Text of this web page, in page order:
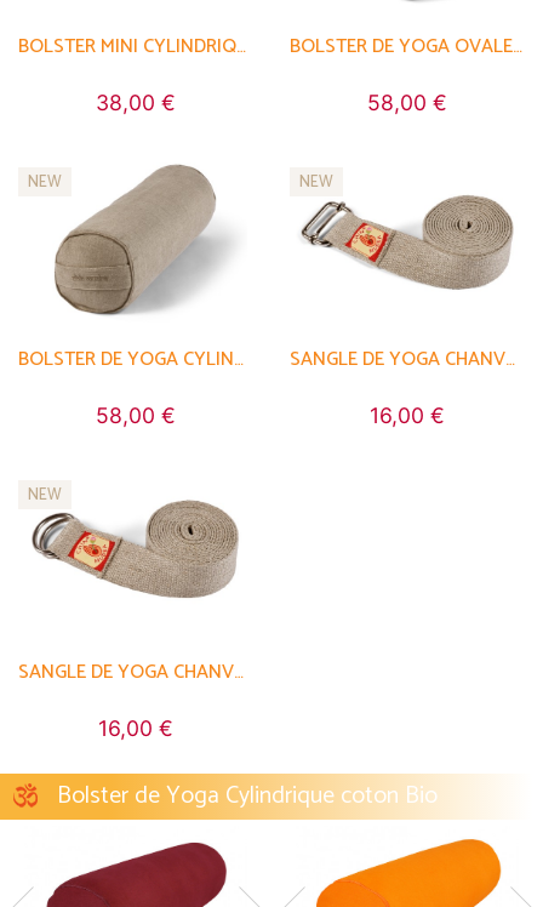
BOLSTER MINI CYLINDRIQUE EN CHANVRE BIOLOGIQUE
38,00 €
BOLSTER DE YOGA OVALE EN CHANVRE NATUREL BIOLOGIQUE - ÉPEAUTRE
58,00 €
NEW
BOLSTER DE YOGA CYLINDRIQUE EN CHANVRE NATUREL BIOLOGIQUE - ÉPEAUTRE
58,00 €
NEW
SANGLE DE YOGA CHANVRE NATUREL BIO - BOUCLE RECTANGULAIRE
16,00 €
NEW
SANGLE DE YOGA CHANVRE NATUREL BIO - BOUCLE 1/2 LUNE
16,00 €
Bolster de Yoga Cylindrique coton Bio